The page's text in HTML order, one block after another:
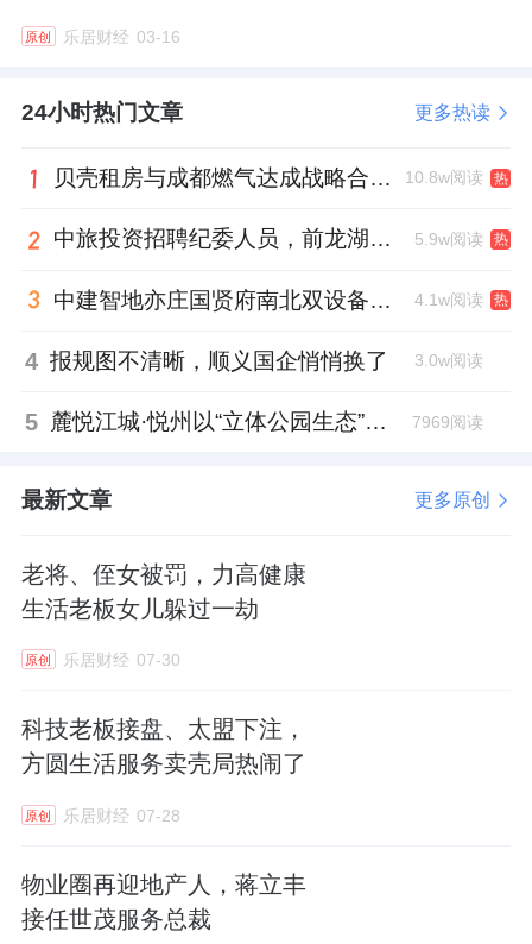
反而下降了7.28%。
活儿没少干，钱没多赚。
业绩在缓慢增长，股价却在快速下跌。2026年
上集中爆发。
此次投资者质询并非单一问题，而是围绕股东
减持与公司治理展开的系统性质疑，核心聚焦
及市值管理与责任拷问。
第一大维度，投资者把矛头直接指向了银坤限
持公司，担忧背后存在利益输送或股权代持的
违规情形。
第二大维度，面对股价不断创新低、多名股东
持续减持且新减持计划接连推出的现状，投资
者直接怀疑公司存在恶意做空、内幕交易或配
回应是否存在上述问题。
第三大维度，鉴于特发服务的国企身份，投资
者认为公司管理者在市值维护上“在其位不谋其
原创 乐居财经 03-16
24小时热门文章 更多热读
贝壳租房与成都燃气达成战略合作 打通安全巡检“最后一米” 10.8w阅读 热
中旅投资招聘纪委人员，前龙湖副总裁胡若翔掌舵 5.9w阅读 热
中建智地亦庄国贤府南北双设备平台，得房率创区域新高 4.1w阅读 热
4 报规图不清晰，顺义国企悄悄换了 3.0w阅读
5 麓悦江城·悦州以“立体公园生态”重塑居住绿意，克而瑞好房点评网“园林绿化”维度表现亮眼 7969阅读
最新文章 更多原创
老将、侄女被罚，力高健康
生活老板女儿躲过一劫
原创 乐居财经 07-30
科技老板接盘、太盟下注，
方圆生活服务卖壳局热闹了
原创 乐居财经 07-28
物业圈再迎地产人，蒋立丰
接任世茂服务总裁